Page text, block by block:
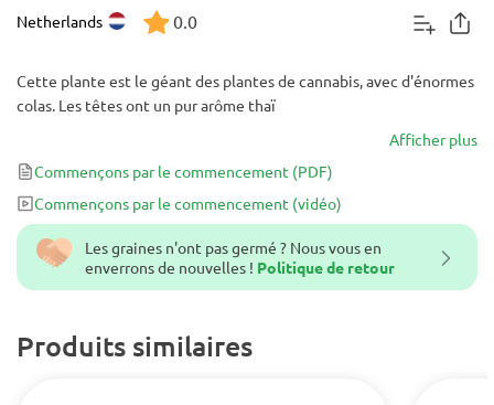
Netherlands 0.0
Les graines n'ont pas germé ? Nous vous en
enverrons de nouvelles ! Politique de retour
Produits similaires
Cette plante est le géant des plantes de cannabis, avec d'énormes
colas. Les têtes ont un pur arôme thaï
Afficher plus
Commençons par le commencement (PDF)
Commençons par le commencement (vidéo)